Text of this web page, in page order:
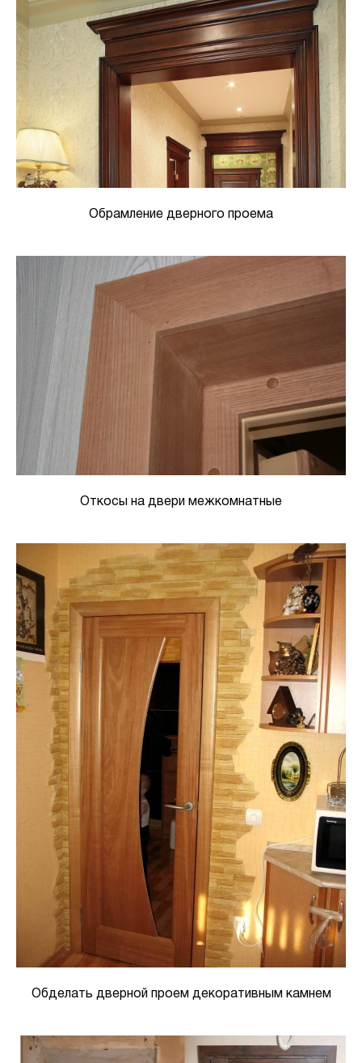
Обрамление дверного проема
Откосы на двери межкомнатные
Обделать дверной проем декоративным камнем